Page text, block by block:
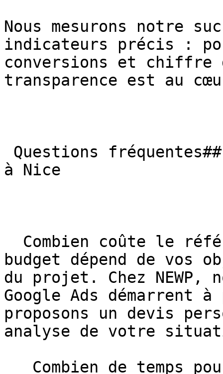
Nous mesurons notre
indicateurs précis :
conversions et chiffre
transparence est au
à Nice
budget dépend de vos
du projet. Chez NEWP,
Google Ads démarrent
proposons un devis
analyse de votre